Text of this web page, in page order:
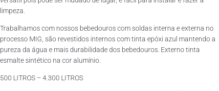
limpeza.
Trabalhamos com nossos bebedouros com soldas interna e externa no
processo MIG, são revestidos internos com tinta epóxi azul mantendo a
pureza da água e mais durabilidade dos bebedouros. Externo tinta
esmalte sintético na cor alumínio.
500 LITROS – 4.300 LITROS